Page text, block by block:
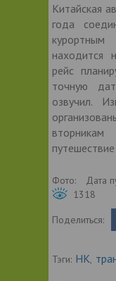
Китайская
года
находится
рейс
точную
озвучил.
Фото: Дата
1318
Поделиться:
Тэги: НК,